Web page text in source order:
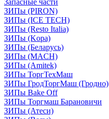
Запасные части
ЗИПы (PIRON)
ЗИПы (ICE TECH)
ЗИПы (Resto Italia)
ЗИПы (Kopa)
ЗИПы (Беларусь)
ЗИПы (MACH)
ЗИПы (Amitek)
ЗИПы ТоргТехМаш
ЗИПы ГродТоргМаш (Гродно)
ЗИПы Bake Off
ЗИПы Торгмаш Барановичи
ЗИПы (Атеси)